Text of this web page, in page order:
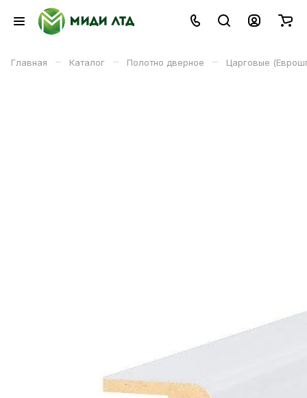
Главная – Каталог – Полотно дверное – Царговые